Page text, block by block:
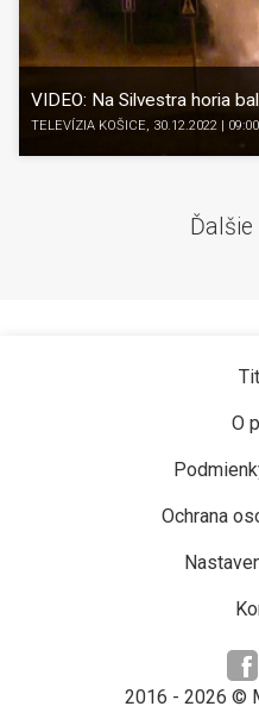
VIDEO: Na Silvestra horia
TELEVÍZIA KOŠICE, 30.12.2022 | 09:00
Ďalšie
O
Ochrana
2016 - 2026 ©